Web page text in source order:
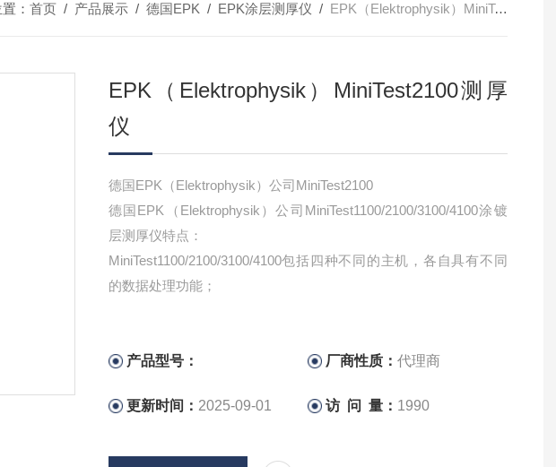
： 首页/ 产品展示/ 德国EPK / EPK涂层测厚仪 / EPK（Elektrophysik）MiniTest2100测厚仪
EPK（Elektrophysik）MiniTest2100测厚
仪
德国EPK（Elektrophysik）公司MiniTest2100
德国EPK（Elektrophysik）公司MiniTest1100/2100/3100/4100涂镀
层测厚仪特点：
MiniTest1100/2100/3100/4100包括四种不同的主机，各自具有不同
的数据处理功能；
产品型号： 厂商性质：代理商
更新时间： 2025-09-01 访 问 量： 1990